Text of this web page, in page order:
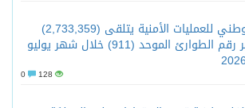
المركز الوطني للعمليات الأمنية يتلقى (2,733,359)
اتصالًا عبر رقم الطوارئ الموحد (911) خلال شهر يوليو
128